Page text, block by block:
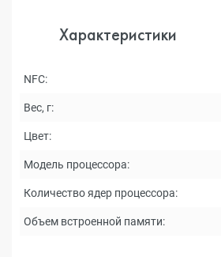
Характеристики
NFC:
Вес, г:
Цвет:
Модель процессора:
Количество ядер процессора:
Объем встроенной памяти: